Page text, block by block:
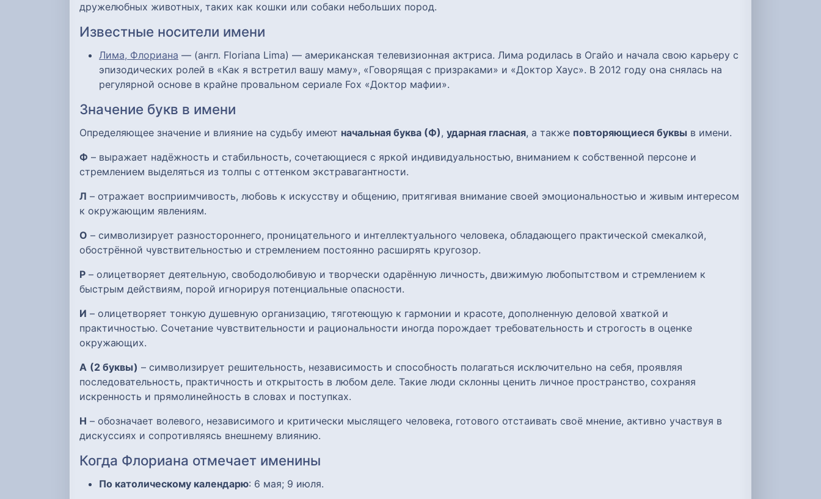
дружелюбных животных, таких как кошки или собаки небольших пород.
Известные носители имени
Лима, Флориана — (англ. Floriana Lima) — американская телевизионная актриса. Лима родилась в Огайо и начала свою карьеру с
эпизодических ролей в «Как я встретил вашу маму», «Говорящая с призраками» и «Доктор Хаус». В 2012 году она снялась на
регулярной основе в крайне провальном сериале Fox «Доктор мафии».
Значение букв в имени
Определяющее значение и влияние на судьбу имеют начальная буква (Ф), ударная гласная, а также повторяющиеся буквы в имени.
Ф – выражает надёжность и стабильность, сочетающиеся с яркой индивидуальностью, вниманием к собственной персоне и
стремлением выделяться из толпы с оттенком экстравагантности.
Л – отражает восприимчивость, любовь к искусству и общению, притягивая внимание своей эмоциональностью и живым интересом
к окружающим явлениям.
О – символизирует разностороннего, проницательного и интеллектуального человека, обладающего практической смекалкой,
обострённой чувствительностью и стремлением постоянно расширять кругозор.
Р – олицетворяет деятельную, свободолюбивую и творчески одарённую личность, движимую любопытством и стремлением к
быстрым действиям, порой игнорируя потенциальные опасности.
И – олицетворяет тонкую душевную организацию, тяготеющую к гармонии и красоте, дополненную деловой хваткой и
практичностью. Сочетание чувствительности и рациональности иногда порождает требовательность и строгость в оценке
окружающих.
А (2 буквы) – символизирует решительность, независимость и способность полагаться исключительно на себя, проявляя
последовательность, практичность и открытость в любом деле. Такие люди склонны ценить личное пространство, сохраняя
искренность и прямолинейность в словах и поступках.
Н – обозначает волевого, независимого и критически мыслящего человека, готового отстаивать своё мнение, активно участвуя в
дискуссиях и сопротивляясь внешнему влиянию.
Когда Флориана отмечает именины
По католическому календарю: 6 мая; 9 июля.